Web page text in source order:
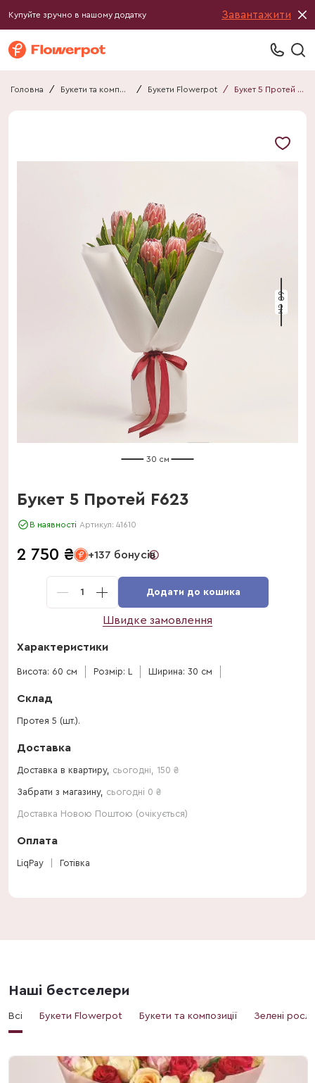
Купуйте зручно в нашому додатку Завантажити
Головна / Букети та композиції / Букети Flowerpot / Букет 5 Протей F623
60 см
30 см
Букет 5 Протей F623
В наявності Артикул: 41610
2 750 ₴ +137 бонусів
1 Додати до кошика
Швидке замовлення
Характеристики
Висота: 60 см Розмір: L Ширина: 30 см
Склад
Протея 5 (шт.).
Доставка
Доставка в квартиру, сьогодні 150 ₴
Забрати з магазину, сьогодні 0 ₴
Доставка Новою Поштою (очікується)
Оплата
LiqPay Готівка
Наші бестселери
Всі Букети Flowerpot Букети та композиції Зелені